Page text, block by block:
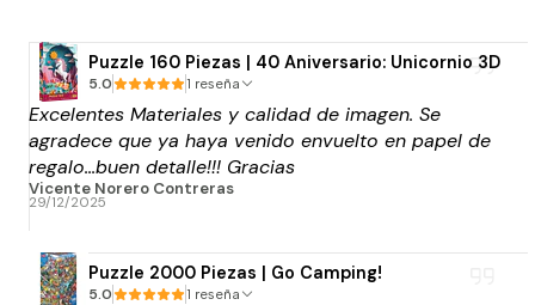
Puzzle 160 Piezas | 40 Aniversario: Unicornio 3D
5.0 1 reseña
Excelentes Materiales y calidad de imagen. Se
agradece que ya haya venido envuelto en papel de
regalo...buen detalle!!! Gracias
Vicente Norero Contreras
29/12/2025
Puzzle 2000 Piezas | Go Camping!
5.0 1 reseña